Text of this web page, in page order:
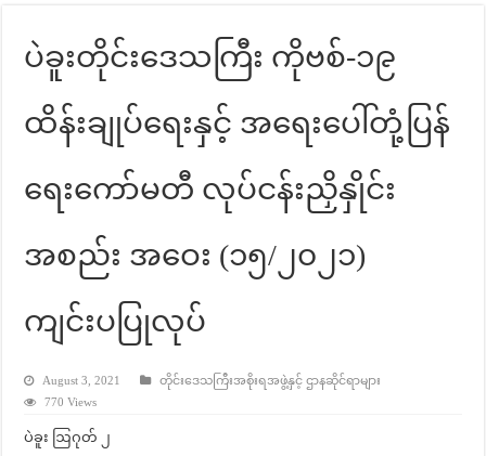
ပဲခူးတိုင်းဒေသကြီး ကိုဗစ်-၁၉
ထိန်းချုပ်ရေးနှင့် အရေးပေါ်တုံ့ပြန်
ရေးကော်မတီ လုပ်ငန်းညှိနှိုင်း
အစည်း အဝေး (၁၅/၂၀၂၁)
ကျင်းပပြုလုပ်
August 3, 2021
တိုင်းဒေသကြီးအစိုးရအဖွဲ့နှင့် ဌာနဆိုင်ရာများ
770 Views
ပဲခူး ဩဂုတ် ၂